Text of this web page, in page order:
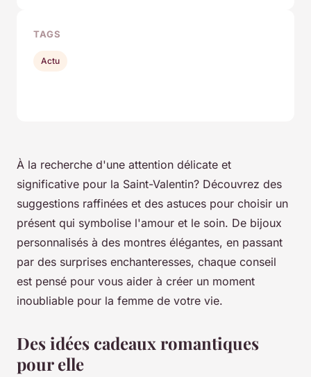
À la recherche d'une attention délicate et
significative pour la Saint-Valentin? Découvrez des
suggestions raffinées et des astuces pour choisir un
présent qui symbolise l'amour et le soin. De bijoux
personnalisés à des montres élégantes, en passant
par des surprises enchanteresses, chaque conseil
est pensé pour vous aider à créer un moment
inoubliable pour la femme de votre vie.
Des idées cadeaux romantiques
pour elle
TAGS
Actu